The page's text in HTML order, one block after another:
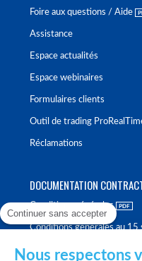
Foire aux questions / Aide
Assistance
Espace actualités
Espace webinaires
Formulaires clients
Outil de trading
Réclamations
DOCUMENTATION
Conditions générales
Conditions générales au
Continuer sans accepter
Nous respectons